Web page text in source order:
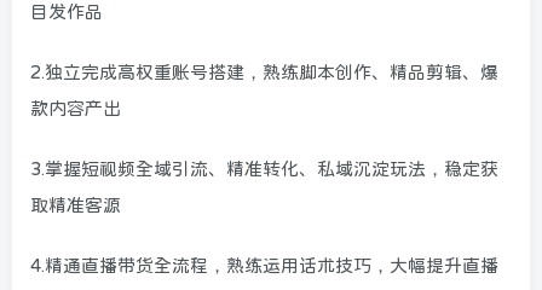
目发作品
2.独立完成高权重账号搭建，熟练脚本创作、精品剪辑、爆
款内容产出
3.掌握短视频全域引流、精准转化、私域沉淀玩法，稳定获
取精准客源
4.精通直播带货全流程，熟练运用话术技巧，大幅提升直播